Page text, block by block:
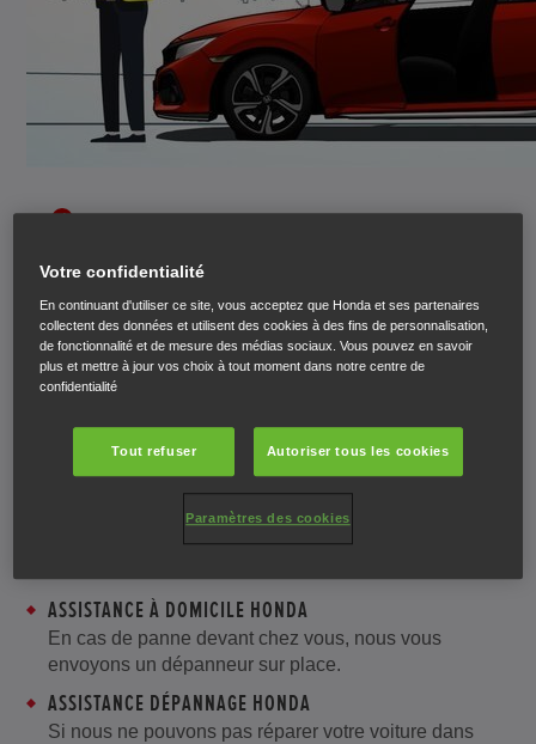
Une aide qui tombe à
pic
Honda Assistance est accessible 24 h/24, toute l'année
ASSISTANCE À DOMICILE HONDA
En cas de panne devant chez vous, nous vous
envoyons un dépanneur sur place.
ASSISTANCE DÉPANNAGE HONDA
Si nous ne pouvons pas réparer votre voiture dans
Votre confidentialité
En continuant d'utiliser ce site, vous acceptez que Honda et ses partenaires
collectent des données et utilisent des cookies à des fins de personnalisation,
de fonctionnalité et de mesure des médias sociaux. Vous pouvez en savoir
plus et mettre à jour vos choix à tout moment dans notre centre de
confidentialité
Tout refuser Autoriser tous les cookies
Paramètres des cookies